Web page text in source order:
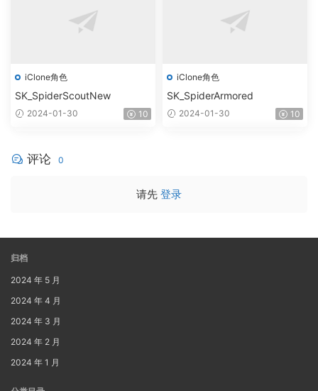
iClone角色
SK_SpiderScoutNew
2024-01-30 10
iClone角色
SK_SpiderArmored
2024-01-30 10
评论 0
请先 登录
归档
2024 年 5 月
2024 年 4 月
2024 年 3 月
2024 年 2 月
2024 年 1 月